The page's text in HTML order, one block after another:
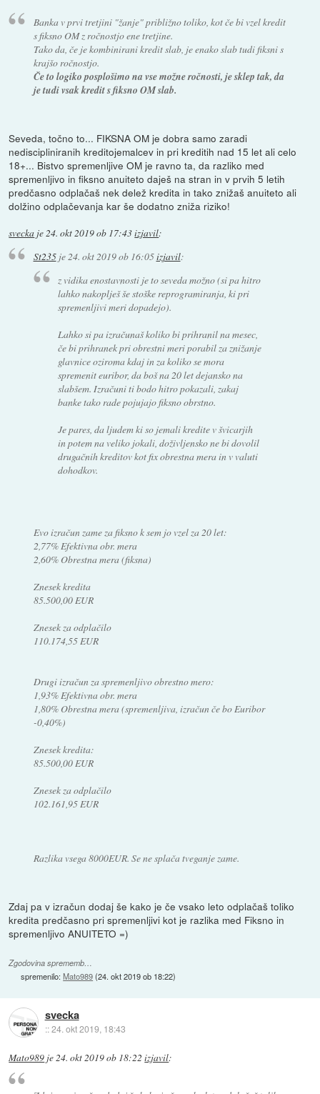
Banka v prvi tretjini "žanje" približno toliko, kot če bi vzel kredit
s fiksno OM z ročnostjo ene tretjine.
Tako da, če je kombinirani kredit slab, je enako slab tudi fiksni s
krajšo ročnostjo.
Če to logiko posplošimo na vse možne ročnosti, je sklep tak, da
je tudi vsak kredit s fiksno OM slab.
Seveda, točno to... FIKSNA OM je dobra samo zaradi
nediscipliniranih kreditojemalcev in pri kreditih nad 15 let ali celo
18+... Bistvo spremenljive OM je ravno ta, da razliko med
spremenljivo in fiksno anuiteto daješ na stran in v prvih 5 letih
predčasno odplačaš nek delež kredita in tako znižaš anuiteto ali
dolžino odplačevanja kar še dodatno zniža riziko!
svecka je24. okt 2019 ob 17:43izjavil:
St235je24. okt 2019 ob 16:05izjavil:
z vidika enostavnosti je to seveda možno (si pa hitro
lahko nakoplješ še stoške reprogramiranja, ki pri
spremenljivi meri dopadejo).
Lahko si pa izračunaš koliko bi prihranil na mesec,
če bi prihranek pri obrestni meri porabil za znižanje
glavnice oziroma kdaj in za koliko se mora
spremenit euribor, da boš na 20 let dejansko na
slabšem. Izračuni ti bodo hitro pokazali, zakaj
banke tako rade pojujajo fiksno obrstno.
Je pares, da ljudem ki so jemali kredite v švicarjih
in potem na veliko jokali, doživljensko ne bi dovolil
drugačnih kreditov kot fix obrestna mera in v valuti
dohodkov.
Evo izračun zame za fiksno k sem jo vzel za 20 let:
2,77% Efektivna obr. mera
2,60% Obrestna mera (fiksna)
Znesek kredita
85.500,00 EUR
Znesek za odplačilo
110.174,55 EUR
Drugi izračun za spremenljivo obrestno mero:
1,93% Efektivna obr. mera
1,80% Obrestna mera (spremenljiva, izračun če bo Euribor
-0,40%)
Znesek kredita:
85.500,00 EUR
Znesek za odplačilo
102.161,95 EUR
Razlika vsega 8000EUR. Se ne splača tveganje zame.
Zdaj pa v izračun dodaj še kako je če vsako leto odplačaš toliko
kredita predčasno pri spremenljivi kot je razlika med Fiksno in
spremenljivo ANUITETO =)
Zgodovina sprememb…
spremenilo:Mato989(24. okt 2019 ob 18:22)
svecka
::24. okt 2019, 18:43
Mato989 je24. okt 2019 ob 18:22 izjavil: